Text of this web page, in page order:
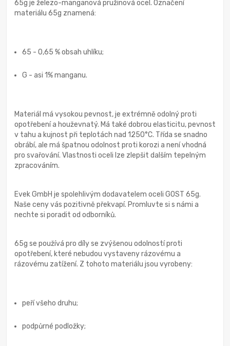
65g je železo-manganová pružinová ocel. Označení
materiálu 65g znamená:
65 - 0,65 % obsah uhlíku;
G - asi 1% manganu.
Materiál má vysokou pevnost, je extrémně odolný proti
opotřebení a houževnatý. Má také dobrou elasticitu, pevnost
v tahu a kujnost při teplotách nad 1250°C. Třída se snadno
obrábí, ale má špatnou odolnost proti korozi a není vhodná
pro svařování. Vlastnosti oceli lze zlepšit dalším tepelným
zpracováním.
Evek GmbH je spolehlivým dodavatelem oceli GOST 65g.
Naše ceny vás pozitivně překvapí. Promluvte si s námi a
nechte si poradit od odborníků.
65g se používá pro díly se zvýšenou odolností proti
opotřebení, které nebudou vystaveny rázovému a
rázovému zatížení. Z tohoto materiálu jsou vyrobeny:
peří všeho druhu;
podpůrné podložky;